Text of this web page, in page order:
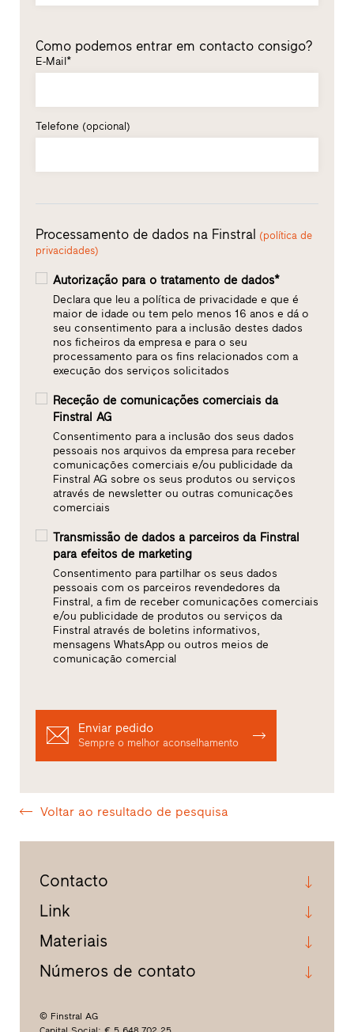
Como podemos entrar em contacto consigo?
E-Mail*
Telefone (opcional)
Processamento de dados na Finstral (política de
privacidades)
Autorização para o tratamento de dados*
Declara que leu a política de privacidade e que é
maior de idade ou tem pelo menos 16 anos e dá o
seu consentimento para a inclusão destes dados
nos ficheiros da empresa e para o seu
processamento para os fins relacionados com a
execução dos serviços solicitados
Receção de comunicações comerciais da
Finstral AG
Consentimento para a inclusão dos seus dados
pessoais nos arquivos da empresa para receber
comunicações comerciais e/ou publicidade da
Finstral AG sobre os seus produtos ou serviços
através de newsletter ou outras comunicações
comerciais
Transmissão de dados a parceiros da Finstral
para efeitos de marketing
Consentimento para partilhar os seus dados
pessoais com os parceiros revendedores da
Finstral, a fim de receber comunicações comerciais
e/ou publicidade de produtos ou serviços da
Finstral através de boletins informativos,
mensagens WhatsApp ou outros meios de
comunicação comercial
Enviar pedido
Sempre o melhor aconselhamento
Voltar ao resultado de pesquisa
Contacto
Link
Materiais
Números de contato
© Finstral AG